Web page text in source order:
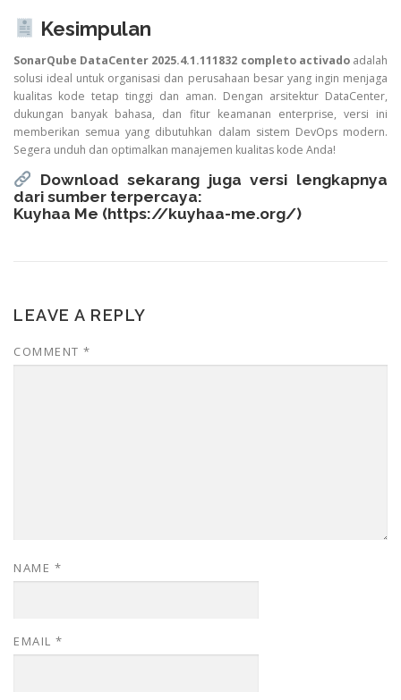
Kesimpulan
SonarQube DataCenter 2025.4.1.111832 completo activadoadalah
solusi ideal untuk organisasi dan perusahaan besar yang ingin menjaga
kualitas kode tetap tinggi dan aman. Dengan arsitektur DataCenter,
dukungan banyak bahasa, dan fitur keamanan enterprise, versi ini
memberikan semua yang dibutuhkan dalam sistem DevOps modern.
Segera unduh dan optimalkan manajemen kualitas kode Anda!
Download sekarang juga versi lengkapnya
dari sumber terpercaya:
Kuyhaa Me (https://kuyhaa-me.org/)
LEAVE A REPLY
COMMENT *
NAME *
EMAIL *